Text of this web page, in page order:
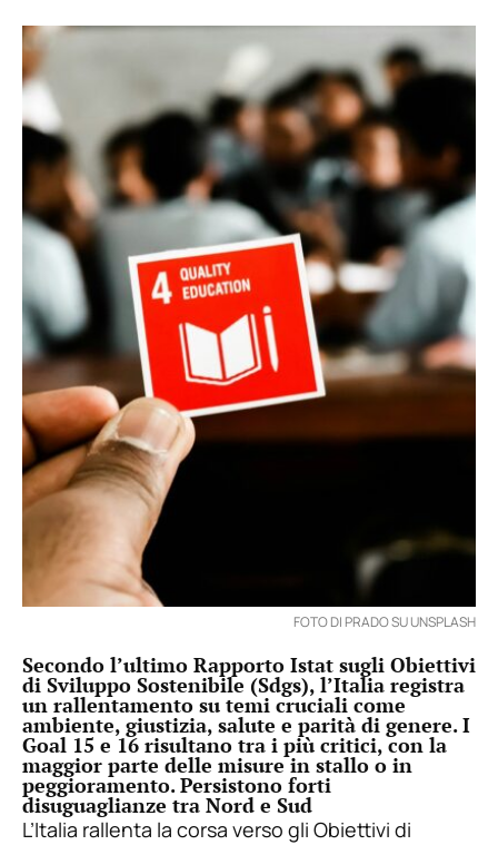
FOTO DI PRADO SU UNSPLASH
Secondo l’ultimo Rapporto Istat sugli Obiettivi
di Sviluppo Sostenibile (Sdgs), l’Italia registra
un rallentamento su temi cruciali come
ambiente, giustizia, salute e parità di genere. I
Goal 15 e 16 risultano tra i più critici, con la
maggior parte delle misure in stallo o in
peggioramento. Persistono forti
disuguaglianze tra Nord e Sud
L’Italia rallenta la corsa verso gli Obiettivi di